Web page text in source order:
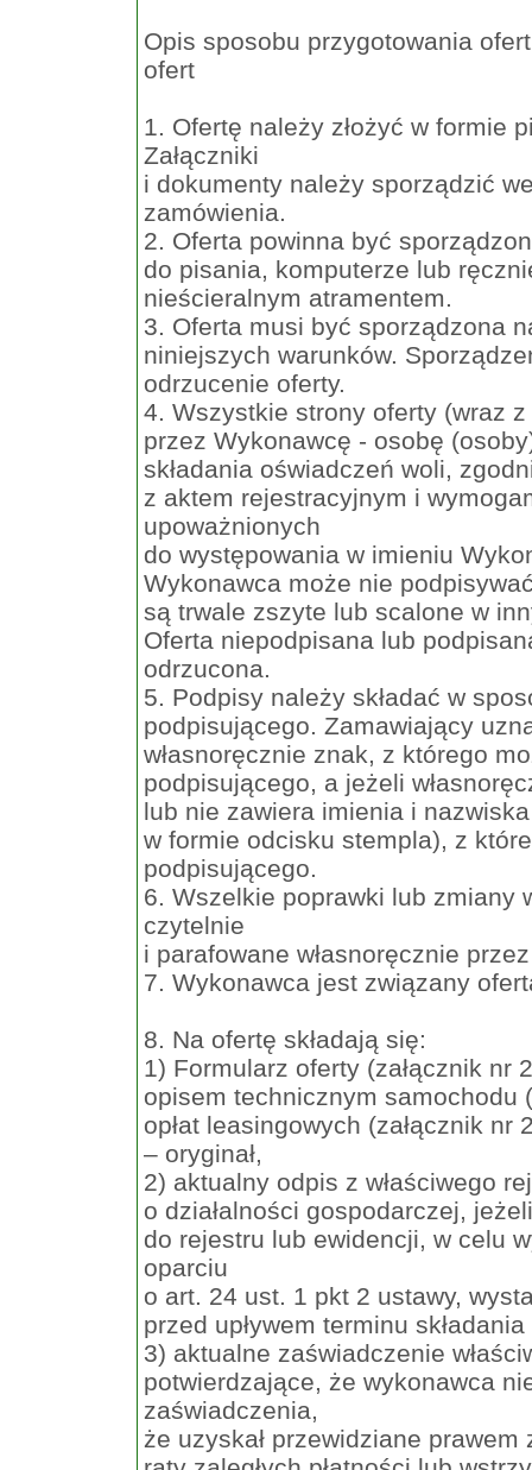
Opis sposobu przygotowania
ofert
1. Ofertę należy złożyć w formie
Załączniki
i dokumenty należy sporządzić
zamówienia.
2. Oferta powinna być
do pisania, komputerze lub
nieścieralnym atramentem.
3. Oferta musi być sporządzona
niniejszych warunków.
odrzucenie oferty.
4. Wszystkie strony oferty (wraz
przez Wykonawcę - osobę
składania oświadczeń woli,
z aktem rejestracyjnym i
upoważnionych
do występowania w imieniu
Wykonawca może nie
są trwale zszyte lub scalone w
Oferta niepodpisana lub
odrzucona.
5. Podpisy należy składać w
podpisującego. Zamawiający
własnoręcznie znak, z którego
podpisującego, a jeżeli
lub nie zawiera imienia i
w formie odcisku stempla), z
podpisującego.
6. Wszelkie poprawki lub zmiany
czytelnie
i parafowane własnoręcznie
7. Wykonawca jest związany
8. Na ofertę składają się:
1) Formularz oferty (załącznik nr
opisem technicznym samochodu
opłat leasingowych (załącznik
– oryginał,
2) aktualny odpis z właściwego
o działalności gospodarczej,
do rejestru lub ewidencji, w celu
oparciu
o art. 24 ust. 1 pkt 2 ustawy,
przed upływem terminu
3) aktualne zaświadczenie
potwierdzające, że wykonawca
zaświadczenia,
że uzyskał przewidziane